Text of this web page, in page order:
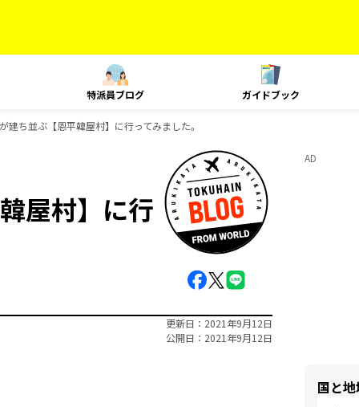
特派員ブログ ガイドブック
建ち並ぶ【恩平韓屋村】に行ってみました。
屋村】に行
更新日
2021年9月12日
公開日
2021年9月12日
AD
国と